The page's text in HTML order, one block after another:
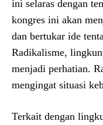
ini selaras dengan
kongres ini akan
dan bertukar ide
Radikalisme,
menjadi perhatian.
mengingat situasi
Terkait dengan